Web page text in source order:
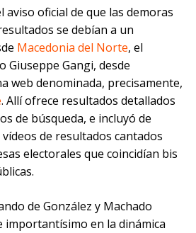
aviso oficial de que las demoras
se debían a un
Macedonia del Norte, el
Giuseppe Gangi, desde
web denominada, precisamente,
. Allí ofrece resultados detallados
de búsqueda, e incluyó de
de resultados cantados
electorales que coincidían bis
de González y Machado
importantísimo en la dinámica